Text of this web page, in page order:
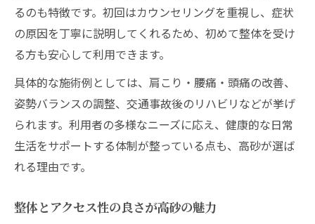
るのも特徴です。初回はカウンセリングを重視し、症状
の原因を丁寧に説明してくれるため、初めて整体を受け
る方も安心して利用できます。
具体的な施術例としては、肩こり・腰痛・頭痛の改善、
姿勢バランスの調整、交通事故後のリハビリなどが挙げ
られます。利用者の多様なニーズに応え、健康的な日常
生活をサポートする体制が整っている点も、高砂が選ば
れる理由です。
整体とアクセス性の良さが高砂の魅力